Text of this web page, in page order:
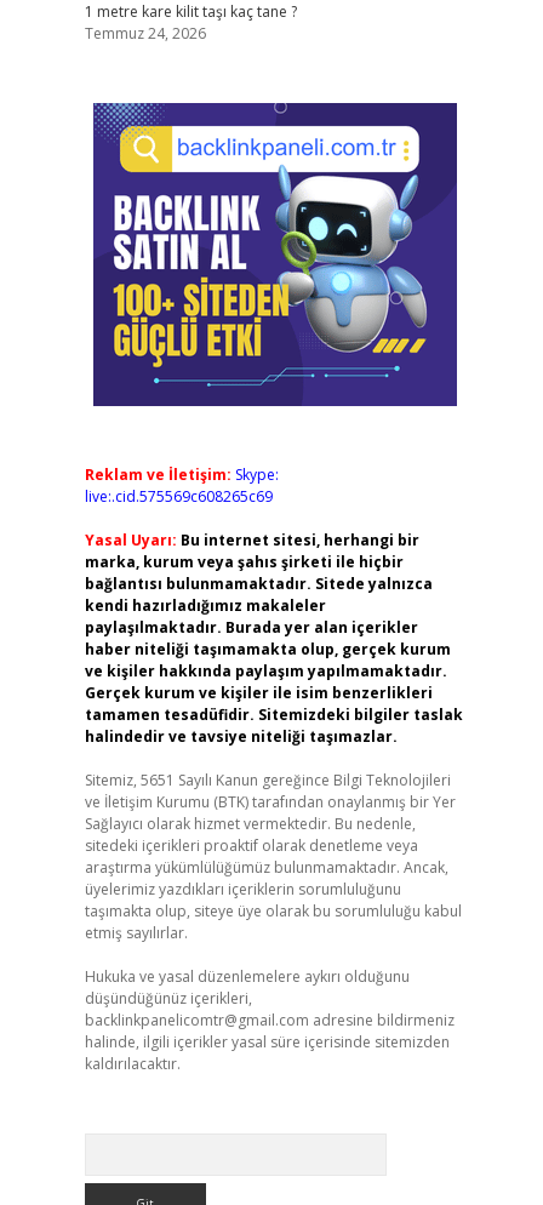
1 metre kare kilit taşı kaç tane ?
Temmuz 24, 2026
Reklam ve İletişim: Skype:
live:.cid.575569c608265c69
Yasal Uyarı: Bu internet sitesi, herhangi bir
marka, kurum veya şahıs şirketi ile hiçbir
bağlantısı bulunmamaktadır. Sitede yalnızca
kendi hazırladığımız makaleler
paylaşılmaktadır. Burada yer alan içerikler
haber niteliği taşımamakta olup, gerçek kurum
ve kişiler hakkında paylaşım yapılmamaktadır.
Gerçek kurum ve kişiler ile isim benzerlikleri
tamamen tesadüfidir. Sitemizdeki bilgiler taslak
halindedir ve tavsiye niteliği taşımazlar.
Sitemiz, 5651 Sayılı Kanun gereğince Bilgi Teknolojileri
ve İletişim Kurumu (BTK) tarafından onaylanmış bir Yer
Sağlayıcı olarak hizmet vermektedir. Bu nedenle,
sitedeki içerikleri proaktif olarak denetleme veya
araştırma yükümlülüğümüz bulunmamaktadır. Ancak,
üyelerimiz yazdıkları içeriklerin sorumluluğunu
taşımakta olup, siteye üye olarak bu sorumluluğu kabul
etmiş sayılırlar.
Hukuka ve yasal düzenlemelere aykırı olduğunu
düşündüğünüz içerikleri,
backlinkpanelicomtr@gmail.com adresine bildirmeniz
halinde, ilgili içerikler yasal süre içerisinde sitemizden
kaldırılacaktır.